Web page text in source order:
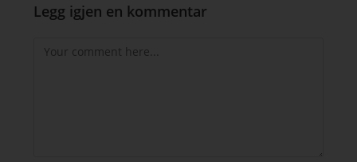
Legg igjen en kommentar